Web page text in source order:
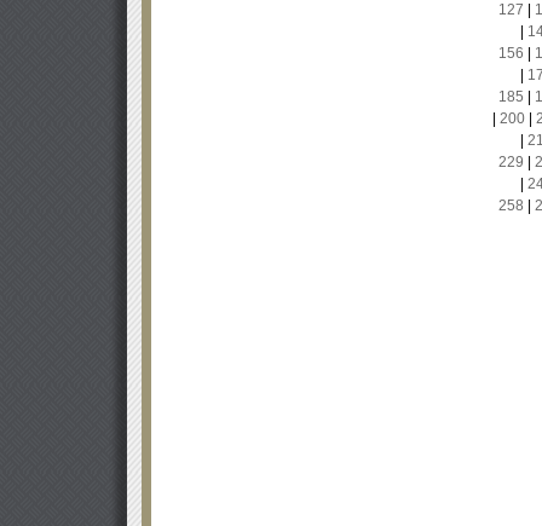
127
156
185
200|
229
258